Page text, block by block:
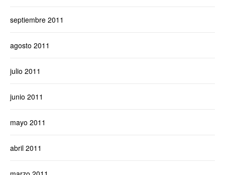
septiembre 2011
agosto 2011
julio 2011
junio 2011
mayo 2011
abril 2011